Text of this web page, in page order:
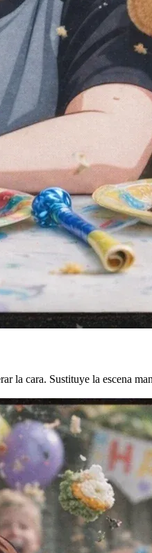
la cara. Sustituye la escena